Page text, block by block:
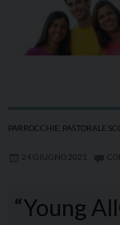
PARROCCHIE PASTORALE
24 GIUGNO 2021
“Young